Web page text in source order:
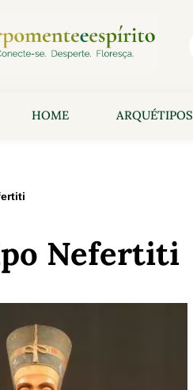
HOME ARQUÉTIPOS
Nefertiti